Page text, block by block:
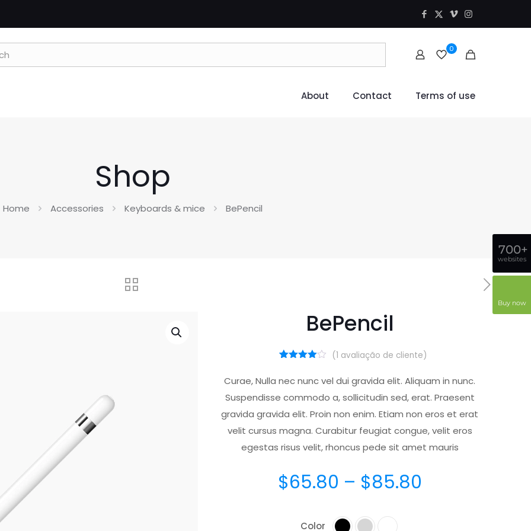
0
About Contact Terms of use
Shop
Home Accessories Keyboards & mice BePencil
BePencil
4.00 de
baseado
em
avaliação
de cliente
(1 avaliação de cliente)
Curae, Nulla nec nunc vel dui gravida elit. Aliquam in nunc.
Suspendisse commodo a, sollicitudin sed, erat. Praesent
gravida gravida elit. Proin non enim. Etiam non eros et erat
velit cursus magna. Curabitur feugiat congue, velit eros
egestas risus velit, rhoncus pede sit amet mauris
$65.80 – $85.80
Color
700+
websites
Buy now